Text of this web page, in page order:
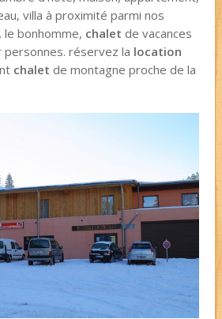
villa à proximité parmi nos
le bonhomme, chalet de vacances
personnes. réservez la location
chalet de montagne proche de la